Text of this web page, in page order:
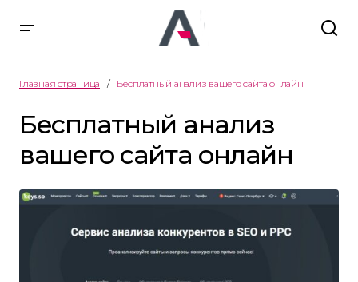
Главная страница Бесплатный анализ вашего сайта онлайн
Бесплатный анализ
вашего сайта онлайн